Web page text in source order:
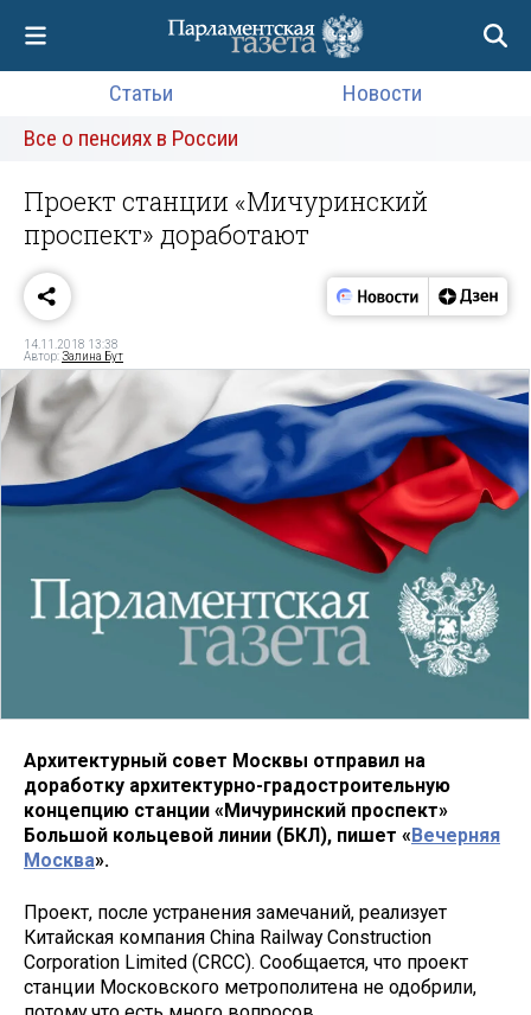
Статьи
Новости
Все о пенсиях в России
Проект станции «Мичуринский
проспект» доработают
14.11.2018 13:38
Автор:Залина Бут
Архитектурный совет Москвы отправил на
доработку архитектурно-градостроительную
концепцию станции «Мичуринский проспект»
Большой кольцевой линии (БКЛ), пишет «Вечерняя
Москва».
Проект, после устранения замечаний, реализует
Китайская компания China Railway Construction
Corporation Limited (CRCC). Сообщается, что проект
станции Московского метрополитена не одобрили,